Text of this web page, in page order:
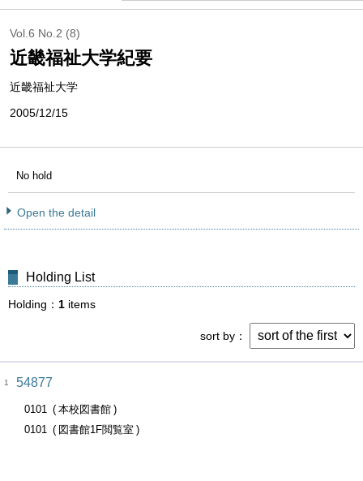
Vol.6 No.2 (8)
近畿福祉大学紀要
近畿福祉大学
2005/12/15
No hold
Open the detail
Holding List
Holding 1 items
sort by
1 54877
0101
本校図書館
0101
図書館1F閲覧室